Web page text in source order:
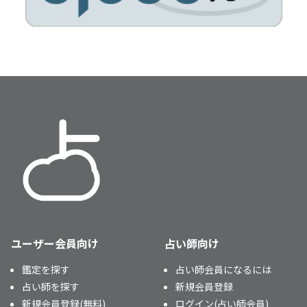
ユーザー会員向け
鑑定を探す
占い師を探す
新規会員登録(無料)
占い師向け
占い師会員になるには
新規会員登録
ログイン(占い師会員)